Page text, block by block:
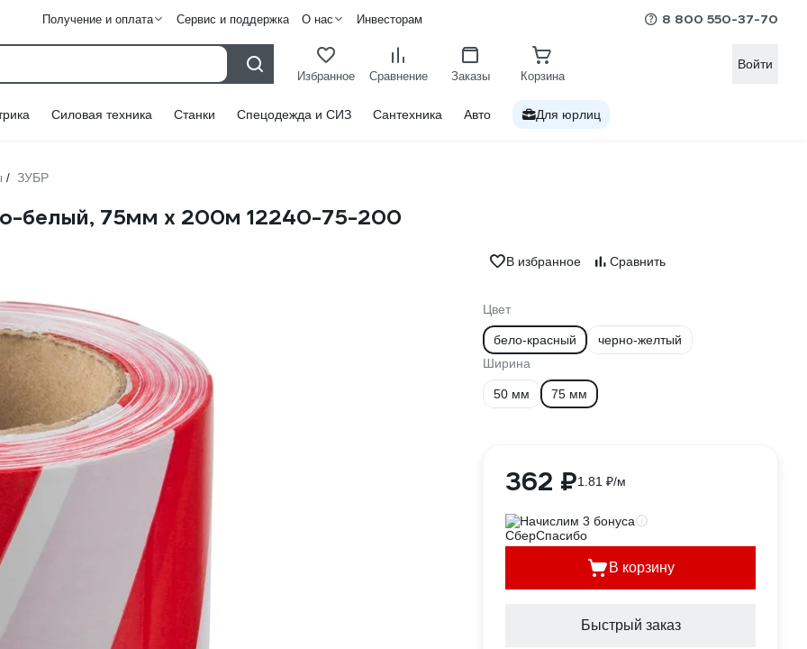
Получение и оплата Сервис и поддержка О нас Инвесторам 8 800 550-37-70
Избранное Сравнение Заказы Корзина
Войти
Силовая техника Станки Спецодежда и СИЗ Сантехника Авто Для юрлиц
/ ЗУБР
белый, 75мм х 200м 12240-75-200
В избранное Сравнить
Цвет
бело-красный
черно-желтый
Ширина
50 мм 75 мм
362 ₽1.81 ₽/м
Начислим 3 бонуса
В корзину
Быстрый заказ